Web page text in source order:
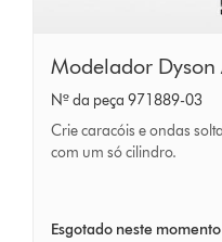
Modelador
Dyson
Airwrap™
40mm
Modelador
Nº da peça 971889-03
Crie caracóis e ondas
com um só cilindro.
Esgotado neste momento